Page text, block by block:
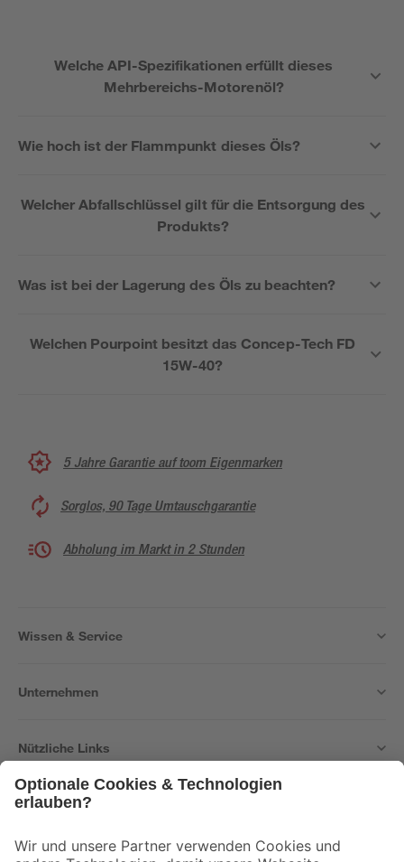
Welche API-Spezifikationen erfüllt dieses
Mehrbereichs-Motorenöl?
Wie hoch ist der Flammpunkt dieses Öls?
Welcher Abfallschlüssel gilt für die Entsorgung des
Produkts?
Was ist bei der Lagerung des Öls zu beachten?
Welchen Pourpoint besitzt das Concep-Tech FD
15W-40?
5 Jahre Garantie auf toom Eigenmarken
Sorglos, 90 Tage Umtauschgarantie
Abholung im Markt in 2 Stunden
Wissen & Service
Unternehmen
Nützliche Links
Der toom Newsletter: Keine Angebote und Aktionen mehr verpassen!